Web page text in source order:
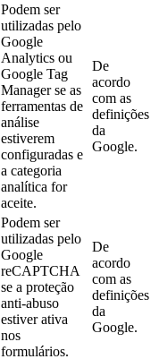
Podem ser
utilizadas pelo
Google
Analytics ou
Google Tag
Manager se as
ferramentas de
análise
estiverem
configuradas e
a categoria
analítica for
aceite.
De
acordo
com as
definições
da
Google.
Podem ser
utilizadas pelo
Google
reCAPTCHA
se a proteção
anti-abuso
estiver ativa
nos
formulários.
De
acordo
com as
definições
da
Google.